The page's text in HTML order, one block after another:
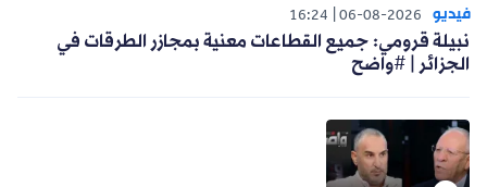
فيديو 06-08-2026
16:24
نبيلة قرومي: جميع القطاعات معنية بمجازر الطرقات في
الجزائر | #واضح